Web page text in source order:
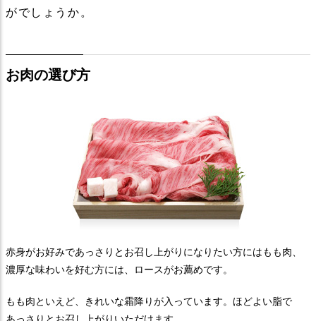
がでしょうか。
お肉の選び方
赤身がお好みであっさりとお召し上がりになりたい方にはもも肉、
濃厚な味わいを好む方には、ロースがお薦めです。
もも肉といえど、きれいな霜降りが入っています。ほどよい脂で